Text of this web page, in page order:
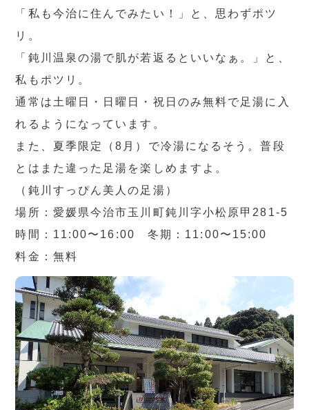
「私も今治に住んでみたい！」と、思わずポツ
リ。
「鈍川温泉の湯で肌が若返るといいなぁ。」と、
私もポツリ。
通常は土曜日・日曜日・祝日のみ無料で足湯に入
れるようになっています。
また、夏季限定（8月）で冷湯になるそう。普段
とはまた違った足湯を楽しめますよ。
（鈍川すっぴん美人の足湯）
場所：愛媛県今治市玉川町鈍川字小松原甲281-5
時間：11:00〜16:00 冬期：11:00〜15:00
料金：無料